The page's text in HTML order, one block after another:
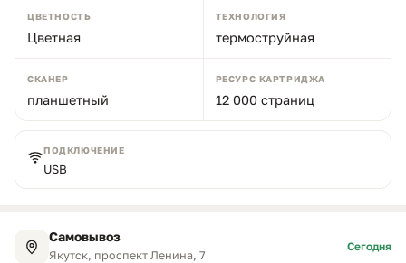
ЦВЕТНОСТЬ
Цветная
ТЕХНОЛОГИЯ
термоструйная
СКАНЕР
планшетный
РЕСУРС КАРТРИДЖА
12 000 страниц
ПОДКЛЮЧЕНИЕ
USB
Самовывоз
Якутск, проспект Ленина, 7
Сегодня